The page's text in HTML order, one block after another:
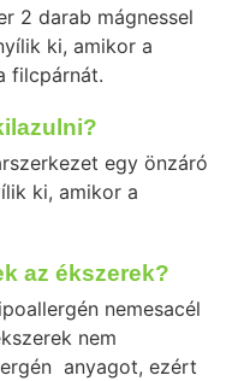
2 darab mágnessel
ki, amikor a
filcpárnát.
egy önzáró
ki, amikor a
az ékszerek?
nemesacél
nem
anyagot, ezért